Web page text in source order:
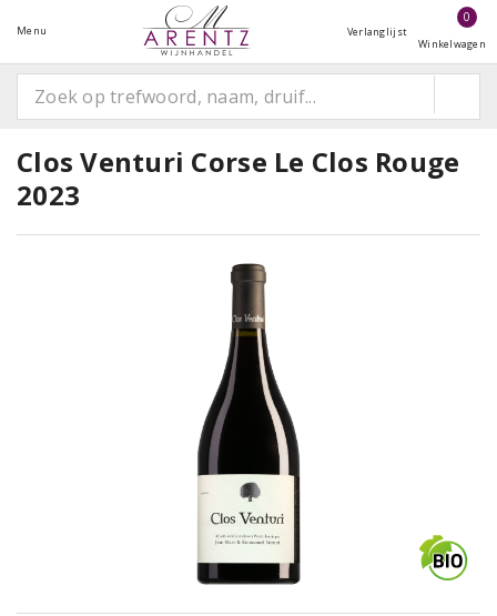
Menu Verlanglijst
0
Winkelwagen
Clos Venturi Corse Le Clos Rouge
2023